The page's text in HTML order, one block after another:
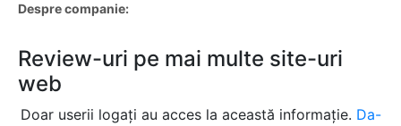
Despre companie:
Review-uri pe mai multe site-uri
web
Doar userii logați au acces la această informație. Da-